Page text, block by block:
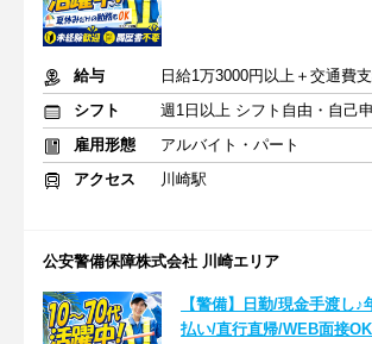
給与
日給1万3000円以上＋交通費
シフト
週1日以上 シフト自由・自己
雇用形態
アルバイト・パート
アクセス
川崎駅
公安警備保障株式会社 川崎エリア
【警備】日勤/現金手渡し
払い/直行直帰/WEB面接